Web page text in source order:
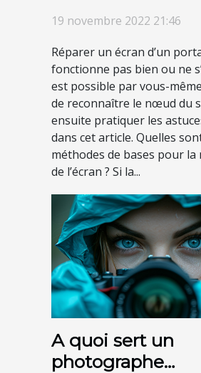
19 novembre 2022 21:46
Réparer un écran d’un
fonctionne pas bien ou ne
est possible par vous-
de reconnaître le nœud du
ensuite pratiquer les
dans cet article. Quelles
méthodes de bases pour
de l’écran ? Si la...
A quoi sert un
photographe